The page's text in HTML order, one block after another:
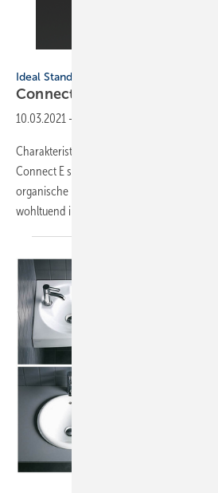
Ideal Standard: die Kollektion Connect E
Connect
10.03.2021 -
Charakteristika der klassischen Wand-
Connect E sind weiche Rundungen und
organische Form dieses Klassikers ist so
wohltuend in jedes Baddesign einfügt.